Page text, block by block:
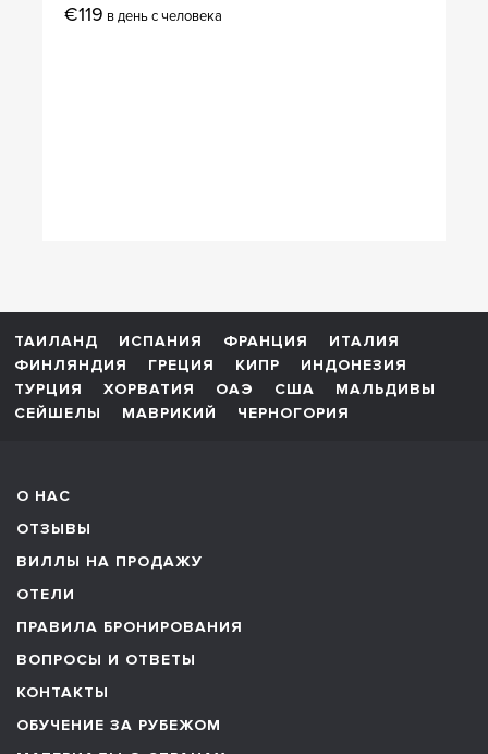
€119 в день с человека
ТАИЛАНД ИСПАНИЯ ФРАНЦИЯ
ИТАЛИЯ
ФИНЛЯНДИЯ
ГРЕЦИЯ КИПР
ИНДОНЕЗИЯ
ТУРЦИЯ
ХОРВАТИЯ ОАЭ США
МАЛЬДИВЫ
СЕЙШЕЛЫ
МАВРИКИЙ ЧЕРНОГОРИЯ
О НАС
ОТЗЫВЫ
ВИЛЛЫ НА ПРОДАЖУ
ОТЕЛИ
ПРАВИЛА БРОНИРОВАНИЯ
ВОПРОСЫ И ОТВЕТЫ
КОНТАКТЫ
ОБУЧЕНИЕ ЗА РУБЕЖОМ